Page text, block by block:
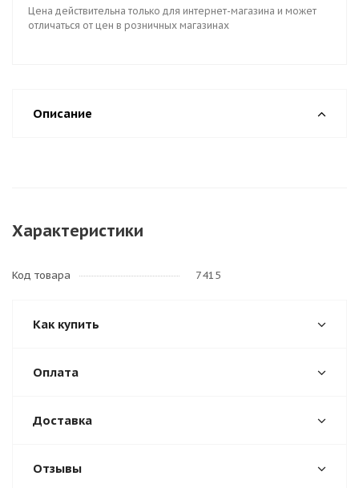
Цена действительна только для интернет-магазина и может
отличаться от цен в розничных магазинах
Описание
Характеристики
Код товара 7415
Как купить
Оплата
Доставка
Отзывы